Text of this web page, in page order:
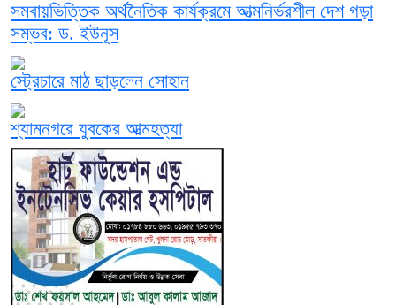
সমবায়ভিত্তিক অর্থনৈতিক কার্যক্রমে আত্মনির্ভরশীল দেশ গড়া
সম্ভব: ড. ইউনূস
স্ট্রেচারে মাঠ ছাড়লেন সোহান
শ্যামনগরে যুবকের আত্মহত্যা